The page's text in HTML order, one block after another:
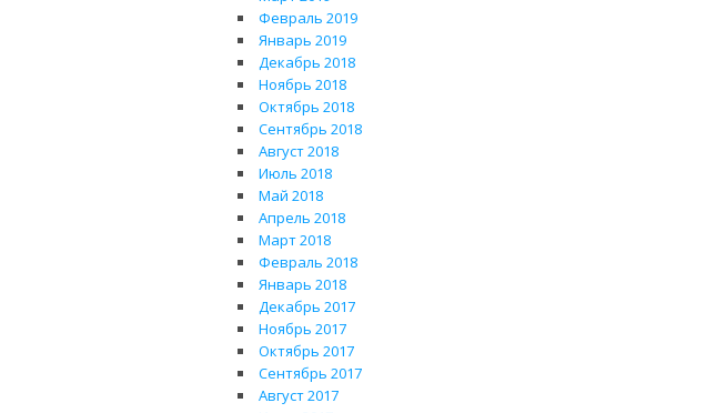
Февраль 2019
Январь 2019
Декабрь 2018
Ноябрь 2018
Октябрь 2018
Сентябрь 2018
Август 2018
Июль 2018
Май 2018
Апрель 2018
Март 2018
Февраль 2018
Январь 2018
Декабрь 2017
Ноябрь 2017
Октябрь 2017
Сентябрь 2017
Август 2017